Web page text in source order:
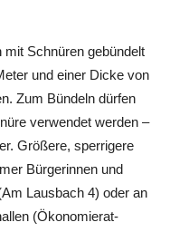
Schnüren gebündelt
und einer Dicke von
Zum Bündeln dürfen
verwendet werden –
Größere, sperrigere
Bürgerinnen und
Lausbach 4) oder an
(Ökonomierat-